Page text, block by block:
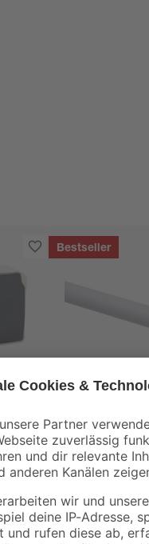
2-
Bestseller
ISO-Rohr
20 mm
1,79
0,90 € / Meter